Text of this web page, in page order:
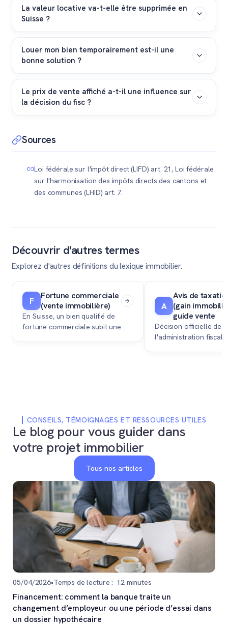
professionnel.
n'agissez pas, vous allez cumuler deux valeurs
locatives. Il faut anticiper cette situation lors de votre
déclaration annuelle.
La valeur locative va-t-elle être supprimée en
Suisse ?
Le Parlement fédéral débat depuis des années de son
abolition pour la résidence principale. Toutefois, pour
les résidences secondaires ou les biens vides mis en
vente, le système actuel reste en vigueur.
Louer mon bien temporairement est-il une
bonne solution ?
La location de courte durée génère un revenu locatif
réel (qui remplace la valeur locative fictive). Cela
couvre vos frais, mais un bail complique sérieusement
Le prix de vente affiché a-t-il une influence sur
la décision du fisc ?
largement au-dessus des prix du marché romand,
locative.
Sources
Loi fédérale sur l'impôt direct (LIFD) art. 21, Loi fédérale
sur l'harmonisation des impôts directs des cantons et
des communes (LHID) art. 7.
Découvrir d'autres termes
Explorez d'autres définitions du lexique immobilier.
F
Fortune commerciale
(vente immobilière)
En Suisse, un bien qualifié de
fortune commerciale subit une
A
Avis de
(gain
guide vente
Décision officielle de
l'administration
CONSEILS, TÉMOIGNAGES ET RESSOURCES UTILES
Le blog pour vous guider dans
votre projet immobilier
Tous nos articles
05/04/2026•Temps de lecture : 12minutes
Financement: comment la banque traite un
changement d’employeur ou une période d’essai dans
un dossier hypothécaire